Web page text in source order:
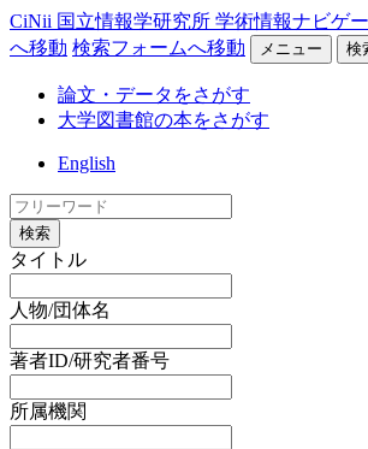
CiNii 国立情報学研究所 学術情報ナビゲ
へ移動 検索フォームへ移動 メニュー 検
論文・データをさがす
大学図書館の本をさがす
English
検索
タイトル
人物/団体名
著者ID/研究者番号
所属機関